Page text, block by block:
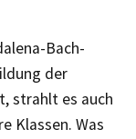
Bach-
der
strahlt es auch
Klassen. Was